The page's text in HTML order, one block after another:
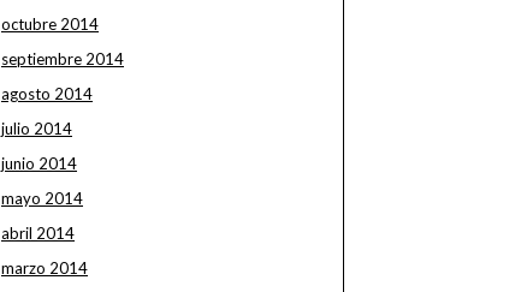
octubre 2014
septiembre 2014
agosto 2014
julio 2014
junio 2014
mayo 2014
abril 2014
marzo 2014